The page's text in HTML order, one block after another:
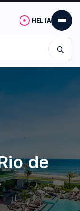
HEL IA
de